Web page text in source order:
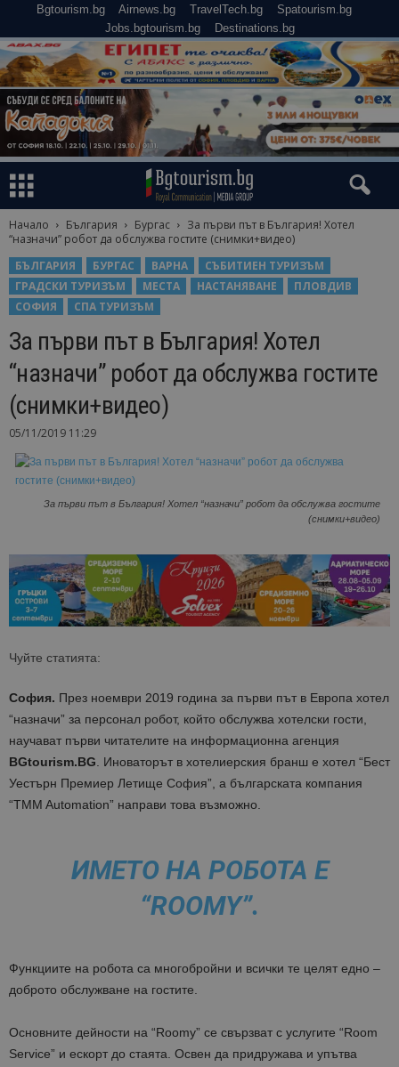
Bgtourism.bg Airnews.bg TravelTech.bg
Spatourism.bg
Jobs.bgtourism.bg
Destinations.bg
Начало България Бургас
За първи път в България! Хотел
“назначи” робот да обслужва гоститe (снимки+видео)
БЪЛГАРИЯ
БУРГАС ВАРНА
СЪБИТИЕН ТУРИЗЪМ
ГРАДСКИ ТУРИЗЪМ
МЕСТА НАСТАНЯВАНЕ
ПЛОВДИВ
СОФИЯ
СПА ТУРИЗЪМ
За първи път в България! Хотел
“назначи” робот да обслужва гоститe
(снимки+видео)
05/11/2019 11:29
За първи път в България! Хотел “назначи” робот да обслужва гоститe
(снимки+видео)
Чуйте статията:
София. През ноември 2019 година за първи път в Европа хотел
“назначи” за персонал робот, който обслужва хотелски гости,
научават първи читателите на информационна агенция
BGtourism.BG. Иноваторът в хотелиерския бранш е хотел “Бест
Уестърн Премиер Летище София”, a българската компания
“TMM Automation” направи това възможно.
ИМЕТО НА РОБОТА Е
“ROOMY”.
Функциите на робота са многобройни и всички те целят едно –
доброто обслужване на гостите.
Основните дейности на “Roomy” се свързват с услугите “Room
Service” и ескорт до стаята. Освен да придружава и упътва